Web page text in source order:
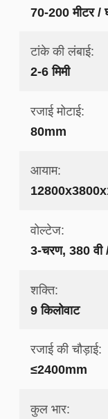
70-200 मीटर /
टांके की लंबाई:
2-6 मिमी
रजाई मोटाई:
80mm
आयाम:
वोल्टेज:
3-चरण, 380 वी
शक्ति:
9 किलोवाट
रजाई की चौड़ाई:
≤2400mm
कुल भार: